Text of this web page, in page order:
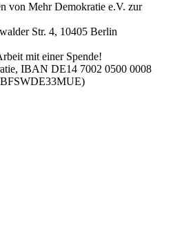
von Mehr Demokratie e.V. zur
Str. 4, 10405 Berlin
mit einer Spende!
IBAN DE14 7002 0500 0008